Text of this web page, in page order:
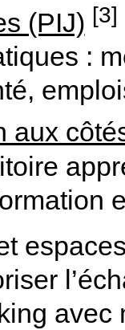
(PIJ) [3]
:
aux
avec